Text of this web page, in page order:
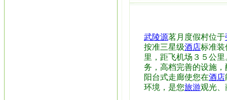
武陵源茗月度假村位于
按准三星级酒店标准装
里，距飞机场３５公
务，高档完善的设施
阳台式走廊使您在酒店
环境，是您旅游观光、